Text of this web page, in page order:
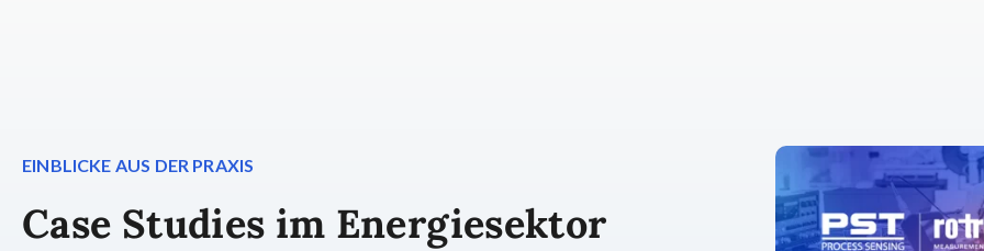
EINBLICKE AUS DER PRAXIS
Case Studies im Energiesektor